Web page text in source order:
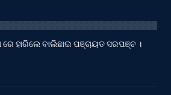
ରେ ହାରିଲେ ବାଲିଛାଇ ପଞ୍ଚାୟତ ସରପଞ୍ଚ ।